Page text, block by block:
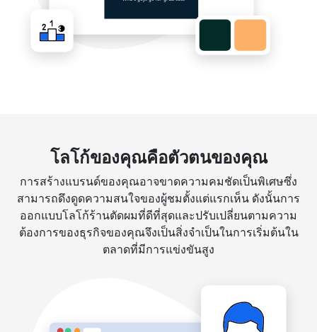
โลโก้ของคุณคือตัวตนของคุณ
การสร้างแบรนด์ของคุณอาจขาดความคมชัดเป็นพิเศษซึ่ง
สามารถดึงดูดความสนใจของผู้ชมตั้งแต่แรกเห็น ดังนั้นการ
ออกแบบโลโก้ร้านตัดผมที่ดีที่สุดและปรับเปลี่ยนตามความ
ต้องการของธุรกิจของคุณจึงเป็นสิ่งจำเป็นในการเริ่มต้นใน
ตลาดที่มีการแข่งขันสูง